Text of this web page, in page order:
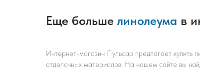
Еще больше линолеума в
Интернет-магазин Пульсар предлагает
отделочных материалов. На нашем сайте вы